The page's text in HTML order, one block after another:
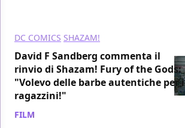
DC COMICS SHAZAM!
David F Sandberg commenta il
rinvio di Shazam! Fury of the Gods:
"Volevo delle barbe autentiche per i
ragazzini!"
FILM